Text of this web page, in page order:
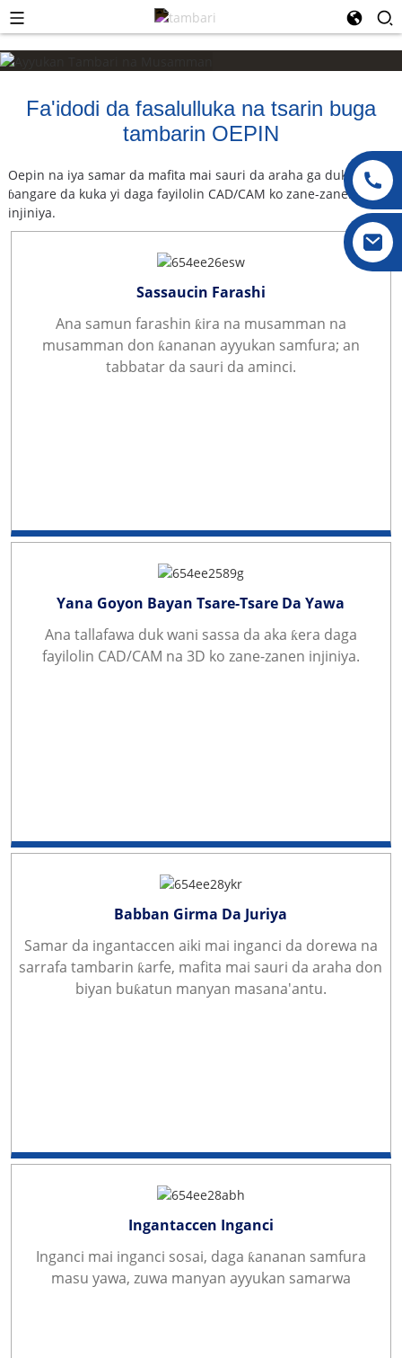
Fa'idodi da fasalulluka na tsarin buga
tambarin OEPIN
Oepin na iya samar da mafita mai sauri da araha ga duk wani
ɓangare da kuka yi daga fayilolin CAD/CAM ko zane-zanen
injiniya.
Sassaucin Farashi
Ana samun farashin ƙira na musamman na
musamman don ƙananan ayyukan samfura; an
tabbatar da sauri da aminci.
Yana Goyon Bayan Tsare-Tsare Da Yawa
Ana tallafawa duk wani sassa da aka ƙera daga
fayilolin CAD/CAM na 3D ko zane-zanen injiniya.
Babban Girma Da Juriya
Samar da ingantaccen aiki mai inganci da dorewa na
sarrafa tambarin ƙarfe, mafita mai sauri da araha don
biyan buƙatun manyan masana'antu.
Ingantaccen Inganci
Inganci mai inganci sosai, daga ƙananan samfura
masu yawa, zuwa manyan ayyukan samarwa